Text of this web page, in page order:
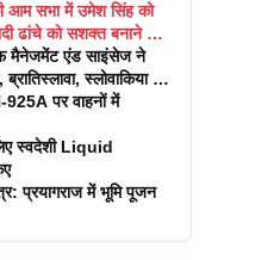
आम सभा में उमेश सिंह को
ढांचे को सशक्त बनाने का
मैनेजमेंट एंड साइंसेज ने
स्लोवाकिया के
रणनीतियों पर एक
925A पर वाहनों में
स्वदेशी Liquid
प्रयागराज में भूमि पूजन